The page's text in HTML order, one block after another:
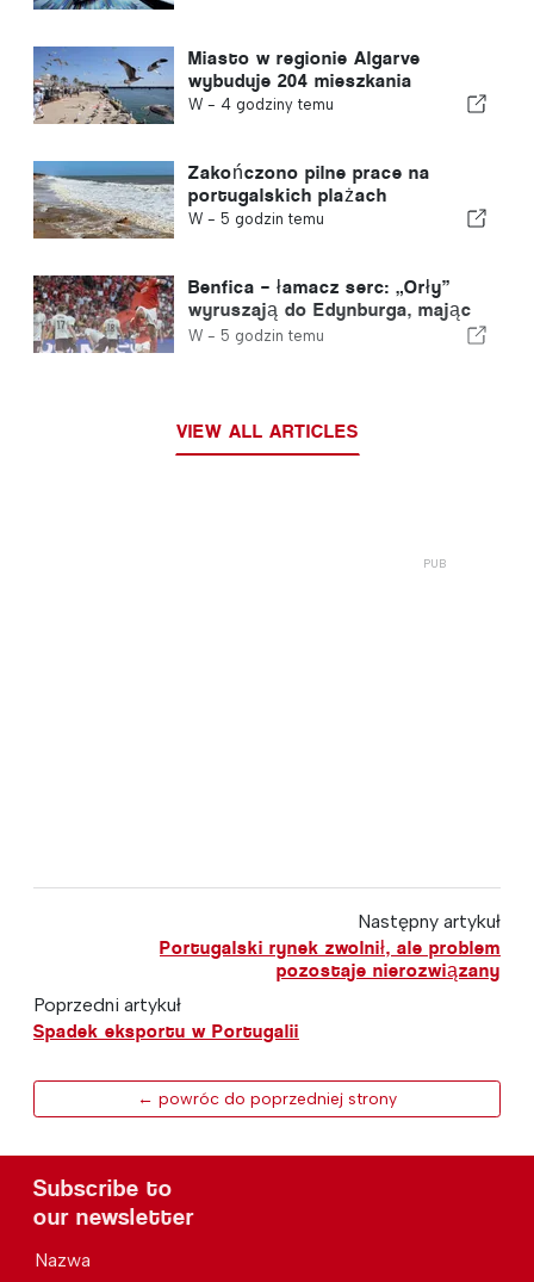
Miasto w regionie Algarve
wybuduje 204 mieszkania
W - 4 godziny temu
Zakończono pilne prace na
portugalskich plażach
W - 5 godzin temu
Benfica – łamacz serc: „Orły”
wyruszają do Edynburga, mając
już jedną nogą w kolejnej rundzie
W - 5 godzin temu
VIEW ALL ARTICLES
Następny artykuł
Portugalski rynek zwolnił, ale problem
pozostaje nierozwiązany
Poprzedni artykuł
Spadek eksportu w Portugalii
← powróc do poprzedniej strony
Subscribe to
our newsletter
Nazwa